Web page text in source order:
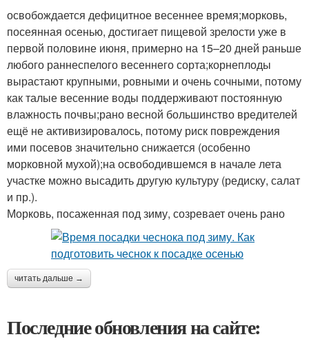
освобождается дефицитное весеннее время;морковь,
посеянная осенью, достигает пищевой зрелости уже в
первой половине июня, примерно на 15–20 дней раньше
любого раннеспелого весеннего сорта;корнеплоды
вырастают крупными, ровными и очень сочными, потому
как талые весенние воды поддерживают постоянную
влажность почвы;рано весной большинство вредителей
ещё не активизировалось, потому риск повреждения
ими посевов значительно снижается (особенно
морковной мухой);на освободившемся в начале лета
участке можно высадить другую культуру (редиску, салат
и пр.).
Морковь, посаженная под зиму, созревает очень рано
читать дальше →
Последние обновления на сайте: